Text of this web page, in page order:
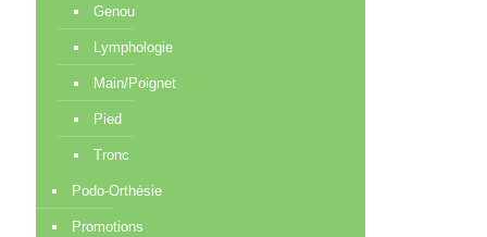
Genou
Lymphologie
Main/Poignet
Pied
Tronc
Podo-Orthésie
Promotions